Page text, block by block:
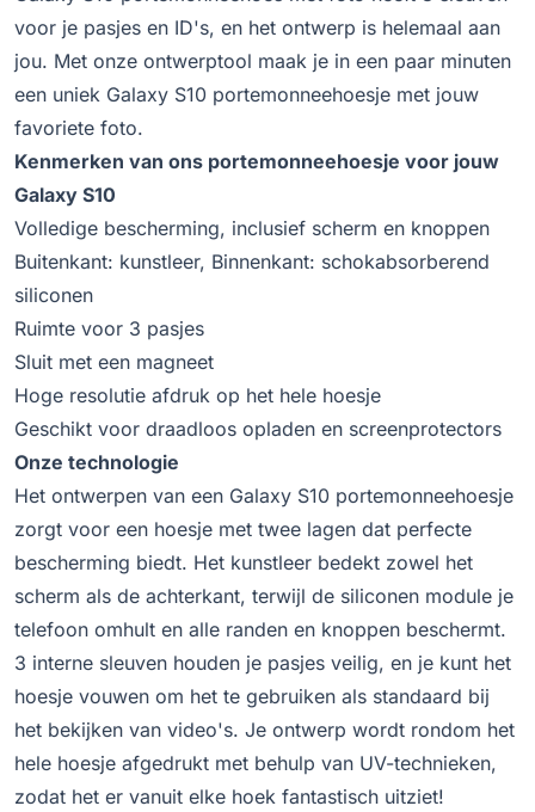
voor je pasjes en ID's, en het ontwerp is helemaal aan
jou. Met onze ontwerptool maak je in een paar minuten
een uniek Galaxy S10 portemonneehoesje met jouw
favoriete foto.
Kenmerken van ons portemonneehoesje voor jouw
Galaxy S10
Volledige bescherming, inclusief scherm en knoppen
Buitenkant: kunstleer, Binnenkant: schokabsorberend
siliconen
Ruimte voor 3 pasjes
Sluit met een magneet
Hoge resolutie afdruk op het hele hoesje
Geschikt voor draadloos opladen en screenprotectors
Onze technologie
Het ontwerpen van een Galaxy S10 portemonneehoesje
zorgt voor een hoesje met twee lagen dat perfecte
bescherming biedt. Het kunstleer bedekt zowel het
scherm als de achterkant, terwijl de siliconen module je
telefoon omhult en alle randen en knoppen beschermt.
3 interne sleuven houden je pasjes veilig, en je kunt het
hoesje vouwen om het te gebruiken als standaard bij
het bekijken van video's. Je ontwerp wordt rondom het
hele hoesje afgedrukt met behulp van UV-technieken,
zodat het er vanuit elke hoek fantastisch uitziet!